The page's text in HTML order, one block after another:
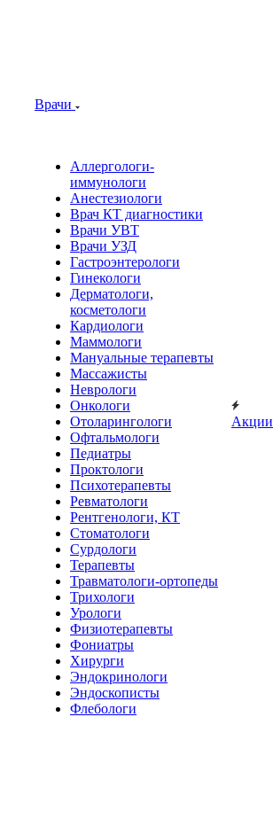
Врачи
Аллергологи-
иммунологи
Анестезиологи
Врач КТ диагностики
Врачи УВТ
Врачи УЗД
Гастроэнтерологи
Гинекологи
Дерматологи,
косметологи
Кардиологи
Маммологи
Мануальные терапевты
Массажисты
Неврологи
Онкологи
Отоларингологи
Офтальмологи
Педиатры
Проктологи
Психотерапевты
Ревматологи
Рентгенологи, КТ
Стоматологи
Сурдологи
Терапевты
Травматологи-ортопеды
Трихологи
Урологи
Физиотерапевты
Фониатры
Хирурги
Эндокринологи
Эндоскописты
Флебологи
Акции